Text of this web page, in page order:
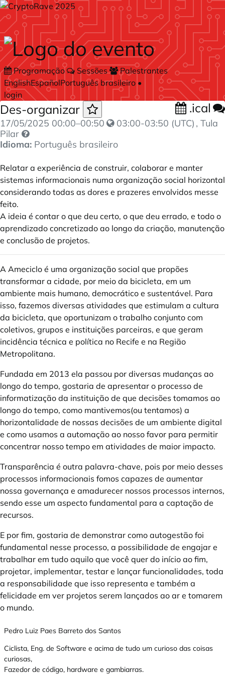
Skip to main content
Programação Sessões
Palestrantes
EnglishEspañolPortuguês brasileiro •
login
Des-organizar .ical
17/05/2025 00:00–00:50 03:00-03:50 (UTC) , Tula
Pilar
Idioma: Português brasileiro
Relatar a experiência de construir, colaborar e manter
sistemas informacionais numa organização social horizontal
considerando todas as dores e prazeres envolvidos messe
feito.
A ideia é contar o que deu certo, o que deu errado, e todo o
aprendizado concretizado ao longo da criação, manutenção
e conclusão de projetos.
A Ameciclo é uma organização social que propões
transformar a cidade, por meio da bicicleta, em um
ambiente mais humano, democrático e sustentável. Para
isso, fazemos diversas atividades que estimulam a cultura
da bicicleta, que oportunizam o trabalho conjunto com
coletivos, grupos e instituições parceiras, e que geram
incidência técnica e política no Recife e na Região
Metropolitana.
Fundada em 2013 ela passou por diversas mudanças ao
longo do tempo, gostaria de apresentar o processo de
informatização da instituição de que decisões tomamos ao
longo do tempo, como mantivemos(ou tentamos) a
horizontalidade de nossas decisões de um ambiente digital
e como usamos a automação ao nosso favor para permitir
concentrar nosso tempo em atividades de maior impacto.
Transparência é outra palavra-chave, pois por meio desses
processos informacionais fomos capazes de aumentar
nossa governança e amadurecer nossos processos internos,
sendo esse um aspecto fundamental para a captação de
recursos.
E por fim, gostaria de demonstrar como autogestão foi
fundamental nesse processo, a possibilidade de engajar e
trabalhar em tudo aquilo que você quer do início ao fim,
projetar, implementar, testar e lançar funcionalidades, toda
a responsabilidade que isso representa e também a
felicidade em ver projetos serem lançados ao ar e tomarem
o mundo.
Pedro Luiz Paes Barreto dos Santos
Ciclista, Eng. de Software e acima de tudo um curioso das coisas
curiosas,
Fazedor de código, hardware e gambiarras.